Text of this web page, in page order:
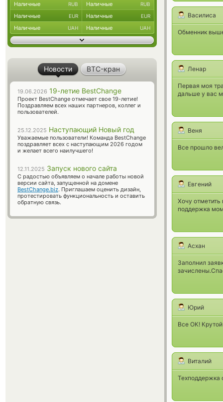
Василиса
Обменник
Ленар
Первая моя
дальше у вас
Веня
Все прошло
Евгений
Хочу отметить
поддержка
Асхан
Заполнил
Юрий
Все ОК!
Виталий
Техподдержка
Наличные RUB Наличные RUB
Наличные EUR Наличные EUR
Наличные UAH Наличные UAH
Новости BTC-кран
19.06.2026 19-летие BestChange
Проект BestChange отмечает свое 19-летие!
Поздравляем всех наших партнеров, коллег и
пользователей.
25.12.2025 Наступающий Новый год
Уважаемые пользователи! Команда BestChange
поздравляет всех с наступающим 2026 годом
и желает всего наилучшего!
12.11.2025 Запуск нового сайта
С радостью объявляем о начале работы новой
версии сайта, запущенной на домене
BestChange.biz. Приглашаем оценить дизайн,
протестировать функциональность и оставить
обратную связь.